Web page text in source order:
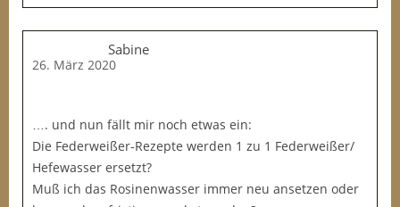
Sabine
26. März 2020
…. und nun fällt mir noch etwas ein:
Die Federweißer-Rezepte werden 1 zu 1 Federweißer/
Hefewasser ersetzt?
Muß ich das Rosinenwasser immer neu ansetzen oder